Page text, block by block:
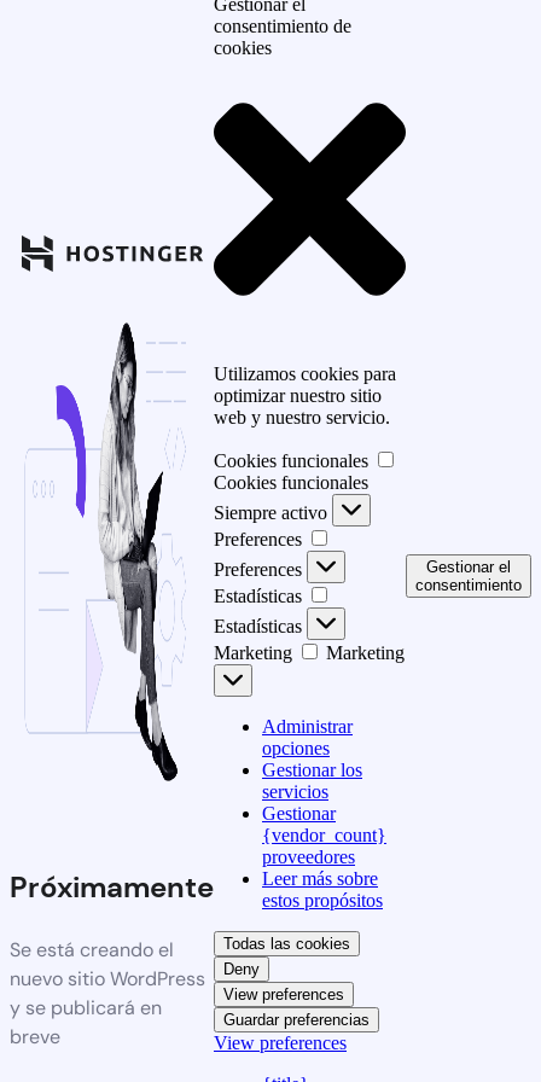
Próximamente
Se está creando el
nuevo sitio WordPress
y se publicará en
breve
Gestionar el
consentimiento de
cookies
Utilizamos cookies para
optimizar nuestro sitio
web y nuestro servicio.
Cookies funcionales
Cookies funcionales
Siempre activo
Preferences
Preferences
Estadísticas
Estadísticas
Marketing
Marketing
Administrar
opciones
Gestionar los
servicios
Gestionar
{vendor_count}
proveedores
Leer más sobre
estos propósitos
Todas las cookies
Deny
View preferences
Guardar preferencias
View preferences
Gestionar el
consentimiento